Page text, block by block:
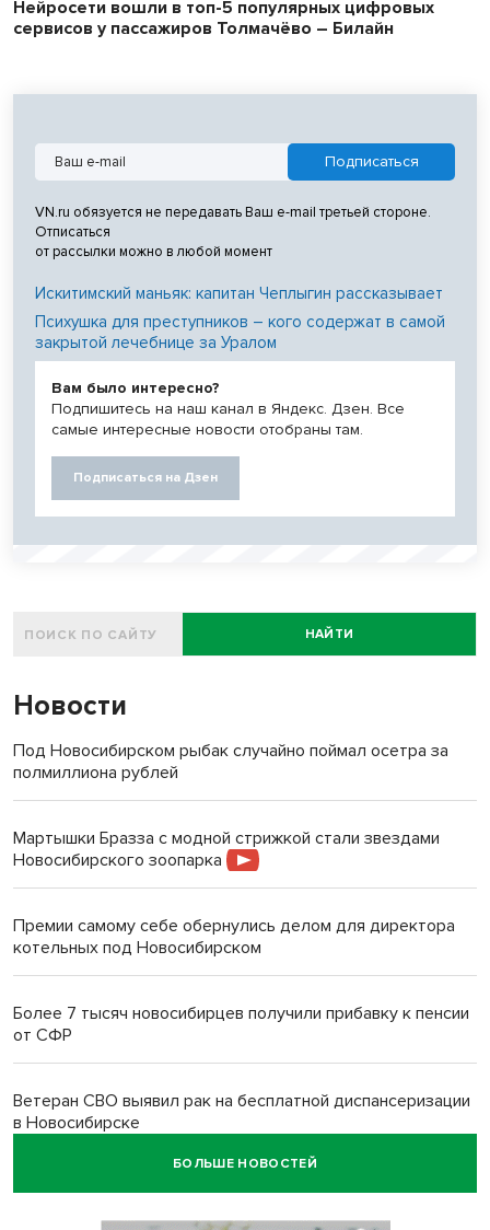
Нейросети вошли в топ-5 популярных цифровых
сервисов у пассажиров Толмачёво – Билайн
VN.ru обязуется не передавать Ваш e-mail третьей стороне.
Отписаться
от рассылки можно в любой момент
Искитимский маньяк: капитан Чеплыгин рассказывает
Психушка для преступников – кого содержат в самой
закрытой лечебнице за Уралом
Вам было интересно?
Подпишитесь на наш канал в Яндекс. Дзен. Все
самые интересные новости отобраны там.
Подписаться на Дзен
НАЙТИ
Новости
Под Новосибирском рыбак случайно поймал осетра за
полмиллиона рублей
Мартышки Бразза с модной стрижкой стали звездами
Новосибирского зоопарка
Премии самому себе обернулись делом для директора
котельных под Новосибирском
Более 7 тысяч новосибирцев получили прибавку к пенсии
от СФР
Ветеран СВО выявил рак на бесплатной диспансеризации
в Новосибирске
БОЛЬШЕ НОВОСТЕЙ